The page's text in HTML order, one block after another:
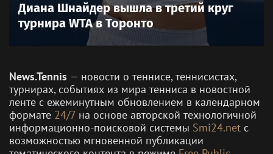
Диана Шнайдер вышла в третий круг
турнира WTA в Торонто
News.Tennis — новости о теннисе, теннисистах,
турнирах, событиях из мира тенниса в новостной
ленте с ежеминутным обновлением в календарном
формате 24/7 на основе авторской технологичной
информационно-поисковой системы Smi24.net с
возможностью мгновенной публикации